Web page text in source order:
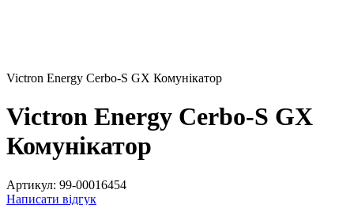
Victron Energy Cerbo-S GX Комунікатор
Victron Energy Cerbo-S GX
Комунікатор
Артикул: 99-00016454
Написати відгук